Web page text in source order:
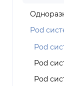
Pod
Pod
Pod
Pod